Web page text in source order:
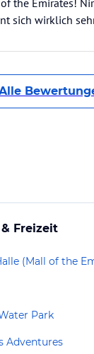
the Emirates!
sich wirklich
Freizeit
(Mall of the
Park
Adventures